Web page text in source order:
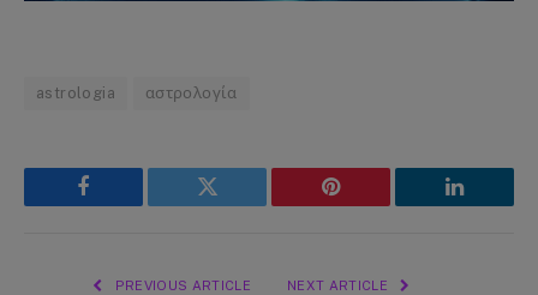
astrologia αστρολογία
Facebook Twitter Pinterest LinkedIn
PREVIOUS ARTICLE NEXT ARTICLE